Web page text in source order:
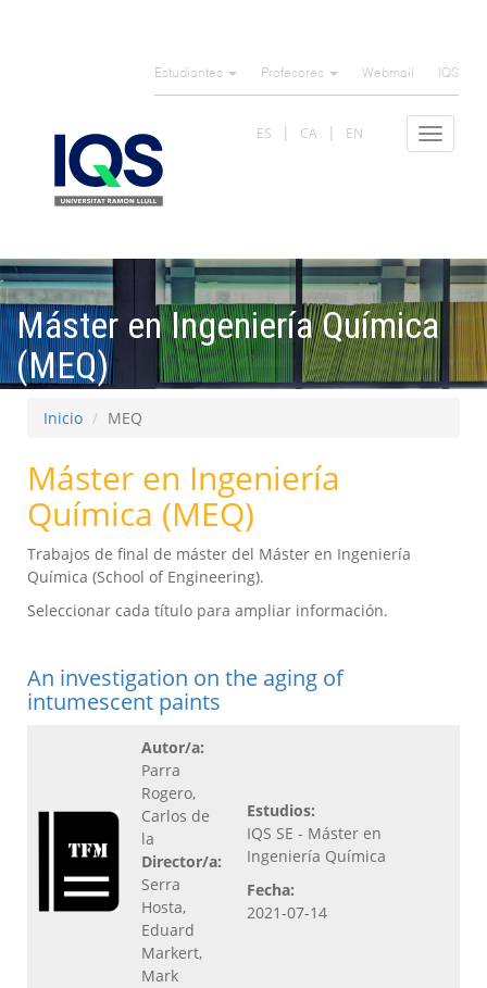
Estudiantes Profesores Webmail IQS
Toggle
ES CA EN
Máster en Ingeniería Química
(MEQ)
Inicio MEQ
Máster en Ingeniería
Química (MEQ)
Trabajos de final de máster del Máster en Ingeniería
Química (School of Engineering).
Seleccionar cada título para ampliar información.
An investigation on the aging of
intumescent paints
Autor/a:
Parra
Rogero,
Carlos de
la
Director/a:
Serra
Hosta,
Eduard
Markert,
Mark
Estudios:
IQS SE - Máster en
Ingeniería Química
Fecha:
2021-07-14